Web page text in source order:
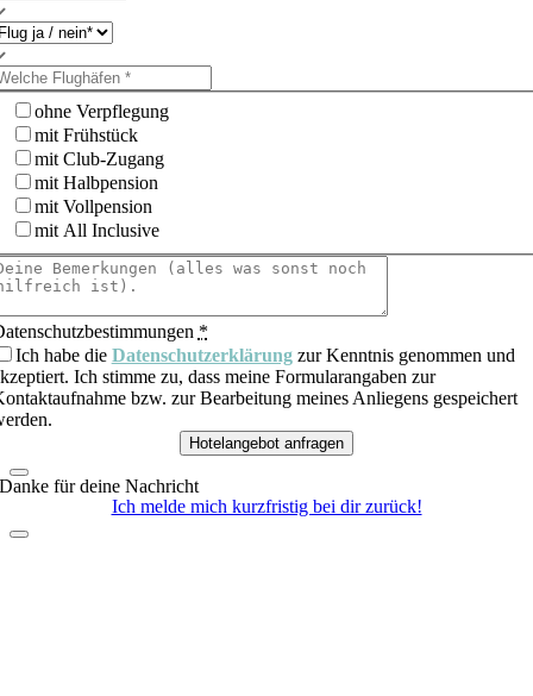
ohne Verpflegung
mit Frühstück
mit Club-Zugang
mit Halbpension
mit Vollpension
mit All Inclusive
*
Ich habe die Datenschutzerklärungzur Kenntnis genommen und
Ich stimme zu, dass meine Formularangaben zur
bzw. zur Bearbeitung meines Anliegens gespeichert
Hotelangebot anfragen
Danke für deine Nachricht
Ich melde mich kurzfristig bei dir zurück!